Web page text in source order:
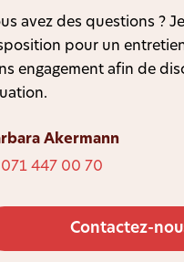
avez des questions ?
pour un
engagement afin de
Akermann
071 447 00 70
Contactez-